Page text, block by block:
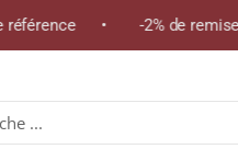
• -2% de remise